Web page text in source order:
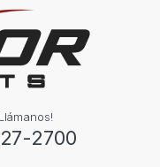
2700